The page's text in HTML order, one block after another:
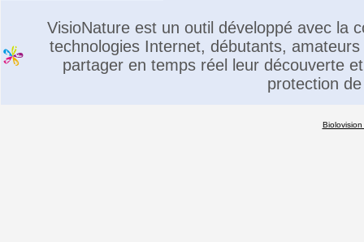
VisioNature est un outil développé avec la
technologies Internet, débutants,
partager en temps réel leur découverte
protection
Biolovision